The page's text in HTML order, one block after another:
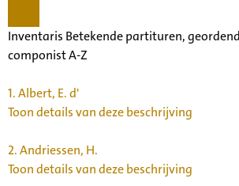
Inventaris Betekende partituren,
componist A-Z
1.Albert, E. d'
Toon details van deze beschrijving
2.Andriessen, H.
Toon details van deze beschrijving